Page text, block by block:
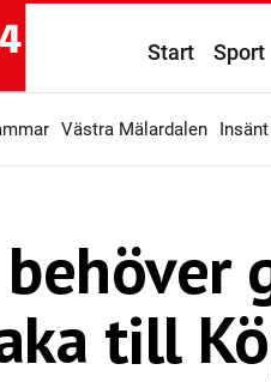
Start Sport
Västra Mälardalen Insänt
till